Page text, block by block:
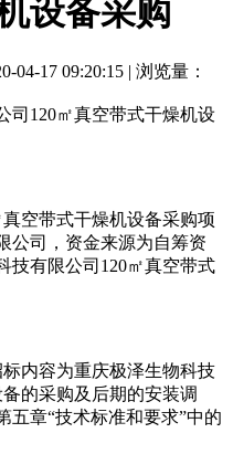
设备采购
17 09:20:15 | 浏览量：
司120㎡真空带式干燥机设
空带式干燥机设备采购项
公司，资金来源为自筹资
技有限公司120㎡真空带式
内容为重庆极泽生物科技
的采购及后期的安装调
五章“技术标准和要求”中的